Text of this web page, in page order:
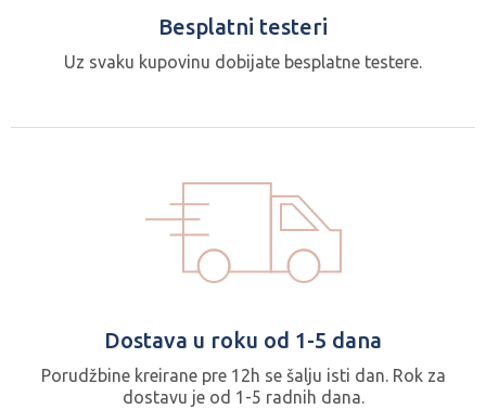
Besplatni testeri
Uz svaku kupovinu dobijate besplatne testere.
Dostava u roku od 1-5 dana
Porudžbine kreirane pre 12h se šalju isti dan. Rok za
dostavu je od 1-5 radnih dana.